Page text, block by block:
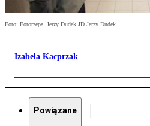
Foto: Fotorzepa, Jerzy Dudek JD Jerzy Dudek
Izabela Kacprzak
Powiązane